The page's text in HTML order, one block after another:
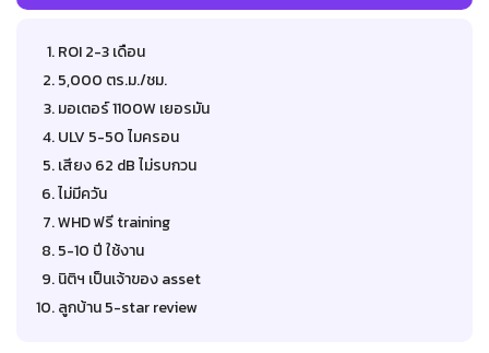
ROI 2-3 เดือน
5,000 ตร.ม./ชม.
มอเตอร์ 1100W เยอรมัน
ULV 5-50 ไมครอน
เสียง 62 dB ไม่รบกวน
ไม่มีควัน
WHD ฟรี training
5-10 ปี ใช้งาน
นิติฯ เป็นเจ้าของ asset
ลูกบ้าน 5-star review